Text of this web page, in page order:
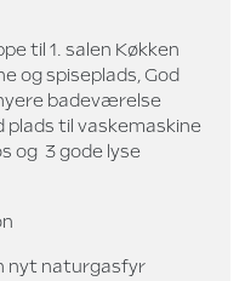
til 1. salen Køkken
og spiseplads, God
badeværelse
plads til vaskemaskine
og 3 gode lyse
nyt naturgasfyr